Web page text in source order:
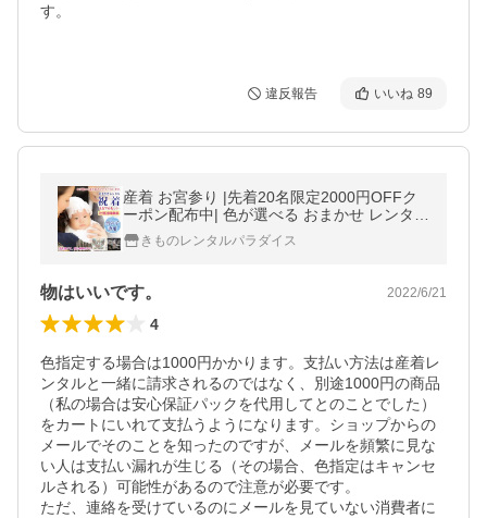
す。
違反報告 いいね 89
産着 お宮参り |先着20名限定2000円OFFク
ーポン配布中| 色が選べる おまかせ レンタル
男の子 フルセット 子供 着物 夏 冬 ベビー服
赤ちゃん ママ パパ
きものレンタルパラダイス
物はいいです。 2022/6/21
4
色指定する場合は1000円かかります。支払い方法は産着レ
ンタルと一緒に請求されるのではなく、別途1000円の商品
（私の場合は安心保証パックを代用してとのことでした）
をカートにいれて支払うようになります。ショップからの
メールでそのことを知ったのですが、メールを頻繁に見な
い人は支払い漏れが生じる（その場合、色指定はキャンセ
ルされる）可能性があるので注意が必要です。
ただ、連絡を受けているのにメールを見ていない消費者に